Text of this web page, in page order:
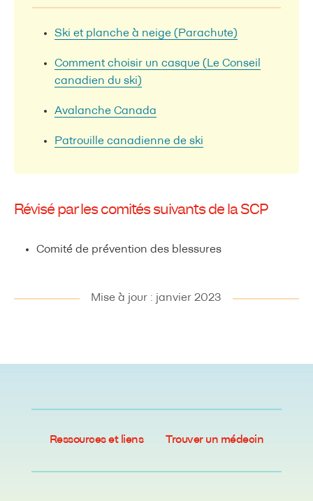
Ski et planche à neige (Parachute)
Comment choisir un casque (Le Conseil
canadien du ski)
Avalanche Canada
Patrouille canadienne de ski
Révisé par les comités suivants de la SCP
Comité de prévention des blessures
Mise à jour : janvier 2023
Ressources et liens Trouver un médecin